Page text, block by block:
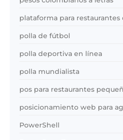
plataforma para restaurantes
polla de fútbol
polla deportiva en línea
polla mundialista
pos para restaurantes
posicionamiento web para
PowerShell